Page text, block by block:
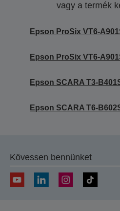
vagy a termék
Epson ProSix VT6-
Epson ProSix VT6-
Epson SCARA T3-
Epson SCARA T6-
Kövessen bennünket